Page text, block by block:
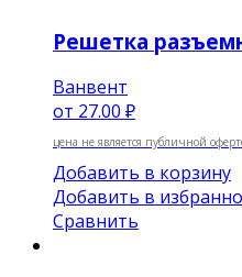
Решетка
Ванвент
от 27.00 ₽
цена не является публичной
Добавить в корзину
Добавить в
Сравнить